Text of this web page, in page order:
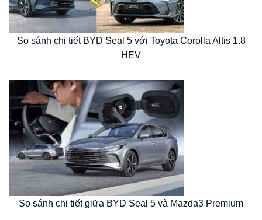
So sánh chi tiết BYD Seal 5 với Toyota Corolla Altis 1.8
HEV
So sánh chi tiết giữa BYD Seal 5 và Mazda3 Premium